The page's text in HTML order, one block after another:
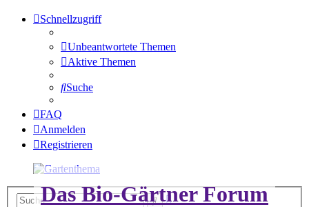
Schnellzugriff
Unbeantwortete Themen
Aktive Themen
Suche
FAQ
Anmelden
Registrieren
Das Bio-Gärtner Forum
SucheErweiterte